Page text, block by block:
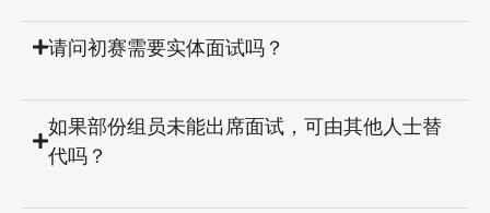
请问初赛需要实体面试吗？
如果部份组员未能出席面试，可由其他人士替
代吗？